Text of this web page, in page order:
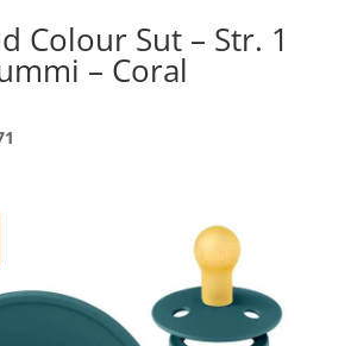
Colour Sut – Str. 1
– Coral